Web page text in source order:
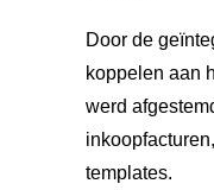
Door de
koppelen aan
werd
templates.